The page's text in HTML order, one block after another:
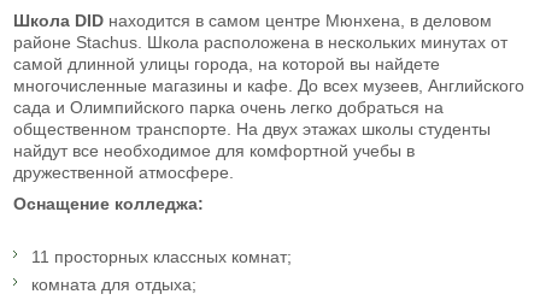
Школа DID находится в самом центре Мюнхена, в деловом
районе Stachus. Школа расположена в нескольких минутах от
самой длинной улицы города, на которой вы найдете
многочисленные магазины и кафе. До всех музеев, Английского
сада и Олимпийского парка очень легко добраться на
общественном транспорте. На двух этажах школы студенты
найдут все необходимое для комфортной учебы в
дружественной атмосфере.
Оснащение колледжа:
11 просторных классных комнат;
комната для отдыха;